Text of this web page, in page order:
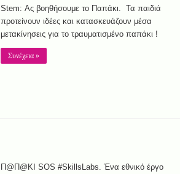
Stem: Ας βοηθήσουμε το Παπάκι. Τα παιδιά
προτείνουν ιδέες και κατασκευάζουν μέσα
μετακίνησεις για το τραυματισμένο παπάκι !
Συνέχεια »
Π@Π@ΚΙ SOS #SkillsLabs. Ένα εθνικό έργο